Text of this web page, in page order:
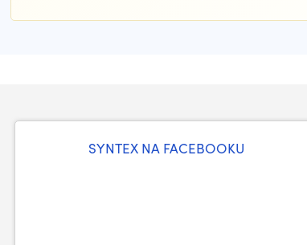
SYNTEX NA FACEBOOKU